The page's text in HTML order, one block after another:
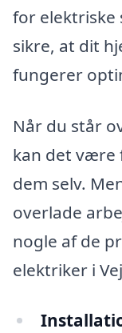
for elektriske
sikre, at dit
fungerer
Når du står
kan det være
dem selv.
overlade
nogle af de
elektriker i